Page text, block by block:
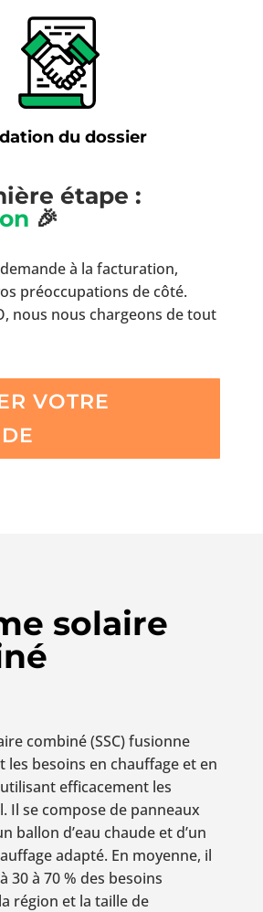
du dossier
étape :
🎉
à la facturation,
préoccupations de côté.
nous nous chargeons de tout
VOTRE
solaire
combiné (SSC) fusionne
les besoins en chauffage et en
efficacement les
Il se compose de panneaux
ballon d’eau chaude et d’un
adapté. En moyenne, il
30 à 70 % des besoins
région et la taille de